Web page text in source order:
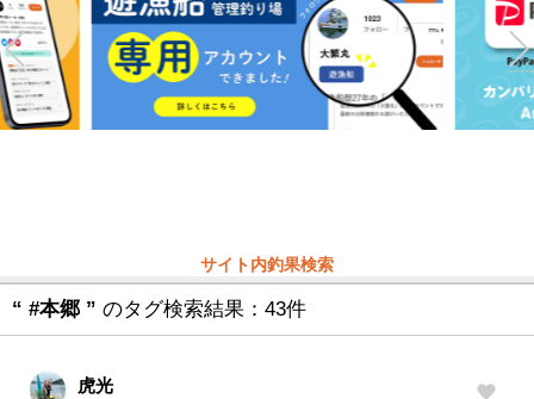
サイト内釣果検索
“ #本郷 ” のタグ検索結果：43件
虎光